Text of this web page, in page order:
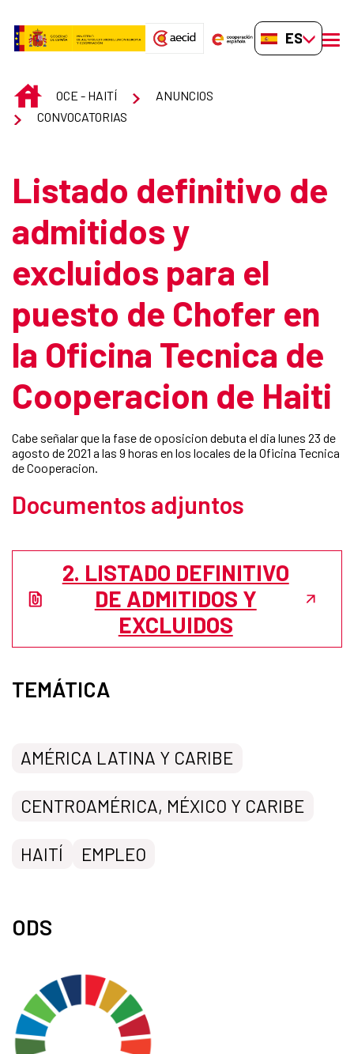
ES-ES
INICIOOCE - HAITÍ
ANUNCIOS
CONVOCATORIAS
Listado definitivo de
admitidos y
excluidos para el
puesto de Chofer en
la Oficina Tecnica de
Cooperacion de Haiti
Cabe señalar que la fase de oposicion debuta el dia lunes 23 de
agosto de 2021 a las 9 horas en los locales de la Oficina Tecnica
de Cooperacion.
Documentos adjuntos
2. LISTADO DEFINITIVO
DE ADMITIDOS Y
EXCLUIDOS
TEMÁTICA
AMÉRICA LATINA Y CARIBE
CENTROAMÉRICA, MÉXICO Y CARIBE
HAITÍ EMPLEO
ODS